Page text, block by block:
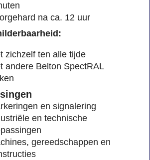
na ca. 12 uur
zichzelf ten alle tijde
andere Belton SpectRAL
en signalering
en technische
gereedschappen en